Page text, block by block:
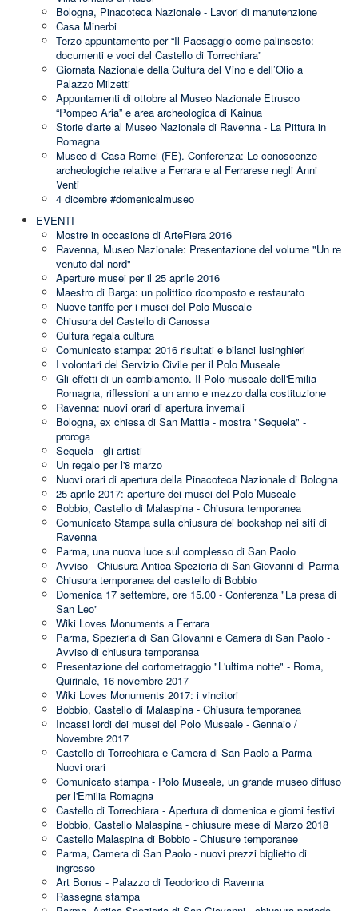
Bologna, Pinacoteca Nazionale - Lavori di manutenzione
Casa Minerbi
Terzo appuntamento per “Il Paesaggio come palinsesto:
documenti e voci del Castello di Torrechiara”
Giornata Nazionale della Cultura del Vino e dell’Olio a
Palazzo Milzetti
Appuntamenti di ottobre al Museo Nazionale Etrusco
“Pompeo Aria” e area archeologica di Kainua
Storie d'arte al Museo Nazionale di Ravenna - La Pittura in
Romagna
Museo di Casa Romei (FE). Conferenza: Le conoscenze
archeologiche relative a Ferrara e al Ferrarese negli Anni
Venti
4 dicembre #domenicalmuseo
EVENTI
Mostre in occasione di ArteFiera 2016
Ravenna, Museo Nazionale: Presentazione del volume "Un re
venuto dal nord"
Aperture musei per il 25 aprile 2016
Maestro di Barga: un polittico ricomposto e restaurato
Nuove tariffe per i musei del Polo Museale
Chiusura del Castello di Canossa
Cultura regala cultura
Comunicato stampa: 2016 risultati e bilanci lusinghieri
I volontari del Servizio Civile per il Polo Museale
Gli effetti di un cambiamento. Il Polo museale dell'Emilia-
Romagna, riflessioni a un anno e mezzo dalla costituzione
Ravenna: nuovi orari di apertura invernali
Bologna, ex chiesa di San Mattia - mostra "Sequela" -
proroga
Sequela - gli artisti
Un regalo per l'8 marzo
Nuovi orari di apertura della Pinacoteca Nazionale di Bologna
25 aprile 2017: aperture dei musei del Polo Museale
Bobbio, Castello di Malaspina - Chiusura temporanea
Comunicato Stampa sulla chiusura dei bookshop nei siti di
Ravenna
Parma, una nuova luce sul complesso di San Paolo
Avviso - Chiusura Antica Spezieria di San Giovanni di Parma
Chiusura temporanea del castello di Bobbio
Domenica 17 settembre, ore 15.00 - Conferenza "La presa di
San Leo"
Wiki Loves Monuments a Ferrara
Parma, Spezieria di San GIovanni e Camera di San Paolo -
Avviso di chiusura temporanea
Presentazione del cortometraggio "L'ultima notte" - Roma,
Quirinale, 16 novembre 2017
Wiki Loves Monuments 2017: i vincitori
Bobbio, Castello di Malaspina - Chiusura temporanea
Incassi lordi dei musei del Polo Museale - Gennaio /
Novembre 2017
Castello di Torrechiara e Camera di San Paolo a Parma -
Nuovi orari
Comunicato stampa - Polo Museale, un grande museo diffuso
per l'Emilia Romagna
Castello di Torrechiara - Apertura di domenica e giorni festivi
Bobbio, Castello Malaspina - chiusure mese di Marzo 2018
Castello Malaspina di Bobbio - Chiusure temporanee
Parma, Camera di San Paolo - nuovi prezzi biglietto di
ingresso
Art Bonus - Palazzo di Teodorico di Ravenna
Rassegna stampa